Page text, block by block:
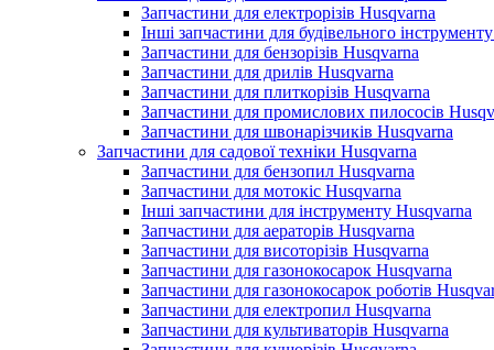
Запчастини для електрорізів Husqvarna
Інші запчастини для будівельного
Запчастини для бензорізів Husqvarna
Запчастини для дрилів Husqvarna
Запчастини для плиткорізів Husqvarna
Запчастини для промислових пилососів
Запчастини для швонарізчиків Husqvarna
Запчастини для садової техніки Husqvarna
Запчастини для бензопил Husqvarna
Запчастини для мотокіс Husqvarna
Інші запчастини для інструменту Husqvarna
Запчастини для аераторів Husqvarna
Запчастини для висоторізів Husqvarna
Запчастини для газонокосарок Husqvarna
Запчастини для газонокосарок роботів
Запчастини для електропил Husqvarna
Запчастини для культиваторів Husqvarna